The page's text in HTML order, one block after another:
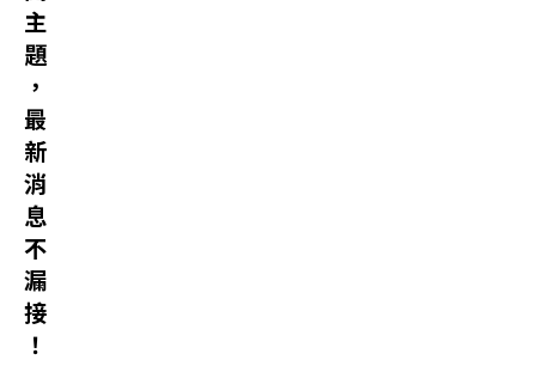
主
題
，
最
新
消
息
不
漏
接
！